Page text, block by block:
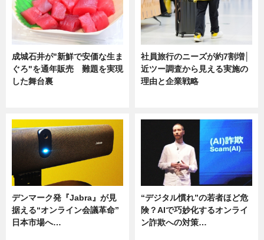
成城石井が"新鮮で安価な生ま
ぐろ"を通年販売 難題を実現
した舞台裏
社員旅行のニーズが約7割増│
近ツー調査から見える実施の
理由と企業戦略
デンマーク発『Jabra』が見
据える“オンライン会議革命”
日本市場へ…
“デジタル慣れ”の若者ほど危
険？AIで巧妙化するオンライ
ン詐欺への対策…